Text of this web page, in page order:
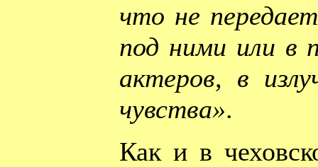
что не
под ними или в
актеров, в
чувства».
Как и в